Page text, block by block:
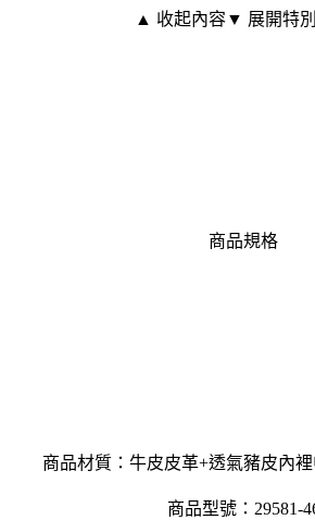
▲ 收起內容▼ 展開特
商品規格
商品材質：牛皮皮革+透氣豬皮內
商品型號：29581-